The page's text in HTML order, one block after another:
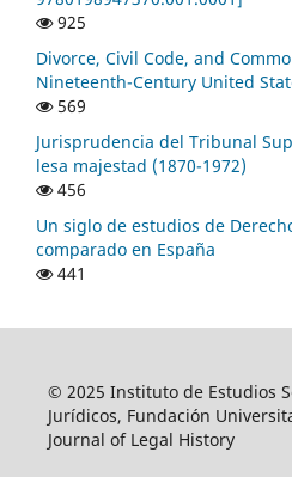
925
Divorce, Civil Code, and
Nineteenth-Century United
569
Jurisprudencia del Tribunal
lesa majestad (1870-1972)
456
Un siglo de estudios de
comparado en España
441
© 2025 Instituto de Estudios
Jurídicos, Fundación
Journal of Legal History